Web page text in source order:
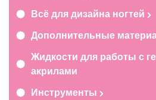
Всё для дизайна ногтей
Дополнительные
Жидкости для работы с
акрилами
Инструменты